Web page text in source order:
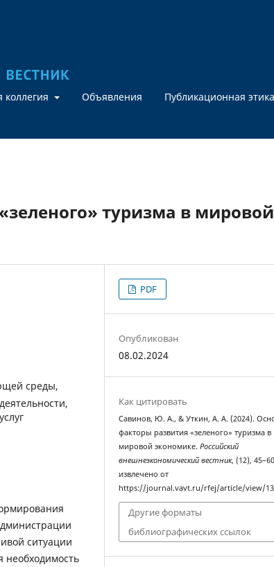
коллегия Объявления Публикационная этика
туризма в мировой
среды,
ситуации
необходимость
PDF
Опубликован
08.02.2024
Как цитировать
Савинов, Ю. А., & Уткин, А. А. (2024).
факторы развития «зеленого» туризма в
мировой экономике.Российский
внешнеэкономический вестник, (12),
извлечено от
https://journal.vavt.ru/rfej/article/view/
Другие форматы
библиографических ссылок